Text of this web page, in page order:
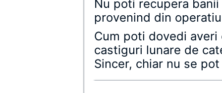
Nu poti recupera
provenind din
Cum poti dovedi
castiguri lunare de
Sincer, chiar nu se